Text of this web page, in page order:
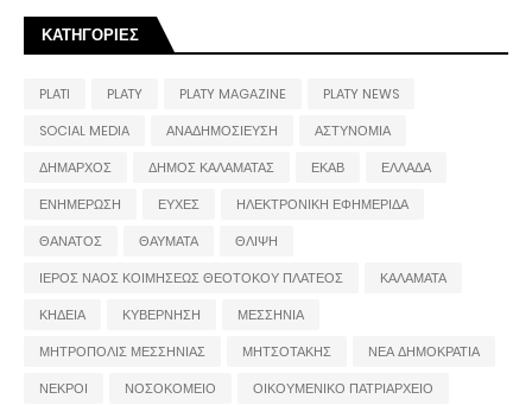
ΚΑΤΗΓΟΡΙΕΣ
PLATI PLATY PLATY MAGAZINE
PLATY NEWS
SOCIAL MEDIA
ΑΝΑΔΗΜΟΣΙΕΥΣΗ
ΑΣΤΥΝΟΜΙΑ
ΔΗΜΑΡΧΟΣ
ΔΗΜΟΣ ΚΑΛΑΜΑΤΑΣ ΕΚΑΒ
ΕΛΛΑΔΑ
ΕΝΗΜΕΡΩΣΗ
ΕΥΧΕΣ
ΗΛΕΚΤΡΟΝΙΚΗ ΕΦΗΜΕΡΙΔΑ
ΘΑΝΑΤΟΣ
ΘΑΥΜΑΤΑ
ΘΛΙΨΗ
ΙΕΡΟΣ ΝΑΟΣ ΚΟΙΜΗΣΕΩΣ ΘΕΟΤΟΚΟΥ ΠΛΑΤΕΟΣ
ΚΑΛΑΜΑΤΑ
ΚΗΔΕΙΑ
ΚΥΒΕΡΝΗΣΗ
ΜΕΣΣΗΝΙΑ
ΜΗΤΡΟΠΟΛΙΣ ΜΕΣΣΗΝΙΑΣ
ΜΗΤΣΟΤΑΚΗΣ
ΝΕΑ ΔΗΜΟΚΡΑΤΙΑ
ΝΕΚΡΟΙ
ΝΟΣΟΚΟΜΕΙΟ
ΟΙΚΟΥΜΕΝΙΚΟ ΠΑΤΡΙΑΡΧΕΙΟ